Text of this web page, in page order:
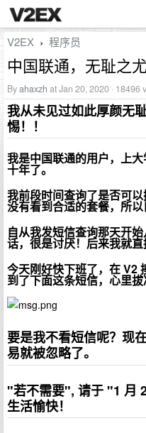
V2EX › 程序员
中国联通，无耻之尤
Byahaxzh at Jan 20, 2020 · 18496
我从未见过如此厚颜无
惕！！
我是中国联通的用户，上
十年了。
我前段时间查询了是否可
没有看到合适的套餐，所以
自从我发短信查询那天开
话，很是讨厌！后来我就
今天刚好快下班了，在 V2
到了下面这条短信，心里拔
要是我不看短信呢？现
易就被忽略了。
"若不需要", 请于 "1 月
生活愉快！